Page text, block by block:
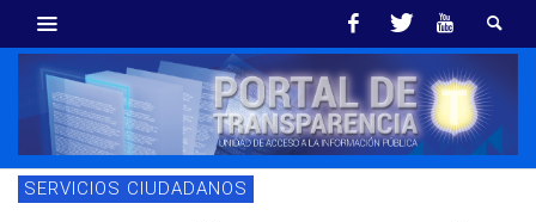
SERVICIOS CIUDADANOS